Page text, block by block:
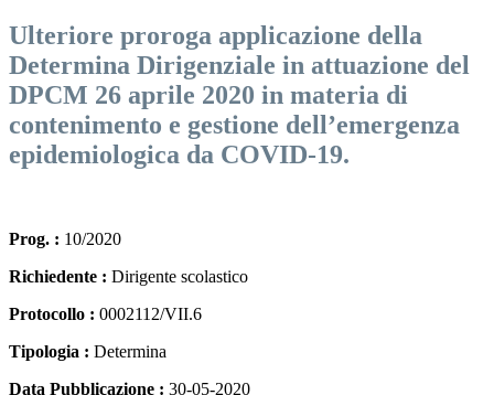
Ulteriore proroga applicazione della
Determina Dirigenziale in attuazione del
DPCM 26 aprile 2020 in materia di
contenimento e gestione dell’emergenza
epidemiologica da COVID-19.
Prog. : 10/2020
Richiedente : Dirigente scolastico
Protocollo : 0002112/VII.6
Tipologia : Determina
Data Pubblicazione : 30-05-2020